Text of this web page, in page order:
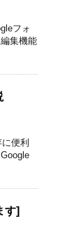
フォ
集機能
便利
す]